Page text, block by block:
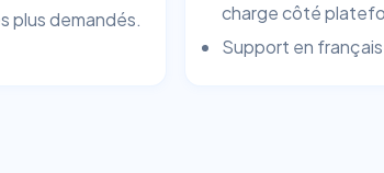
plus demandés.
charge côté
Support en français